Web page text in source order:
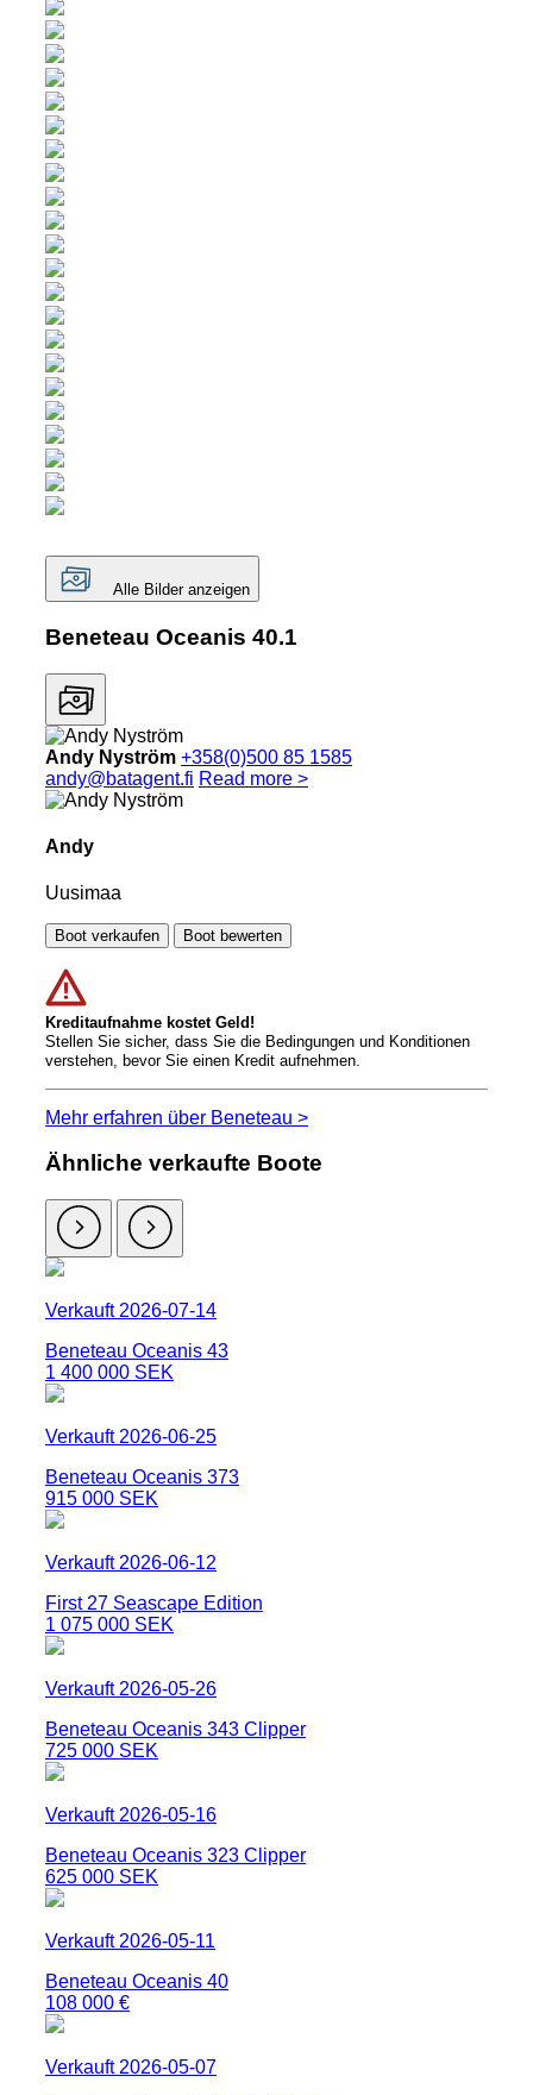
Alle Bilder anzeigen
Beneteau Oceanis 40.1
Andy Nyström +358(0)500 85 1585
andy@batagent.fi Read more >
Andy
Uusimaa
Boot verkaufen Boot bewerten
Kreditaufnahme kostet Geld!
Stellen Sie sicher, dass Sie die Bedingungen und Konditionen
verstehen, bevor Sie einen Kredit aufnehmen.
Mehr erfahren über Beneteau >
Ähnliche verkaufte Boote
Verkauft 2026-07-14
Beneteau Oceanis 43
1 400 000 SEK
Verkauft 2026-06-25
Beneteau Oceanis 373
915 000 SEK
Verkauft 2026-06-12
First 27 Seascape Edition
1 075 000 SEK
Verkauft 2026-05-26
Beneteau Oceanis 343 Clipper
725 000 SEK
Verkauft 2026-05-16
Beneteau Oceanis 323 Clipper
625 000 SEK
Verkauft 2026-05-11
Beneteau Oceanis 40
108 000 €
Verkauft 2026-05-07